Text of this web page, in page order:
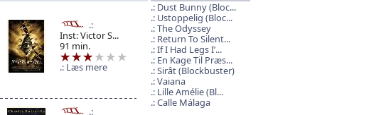
Inst: Victor S...
91 min.
Læs mere
Dust Bunny (Bloc...
Ustoppelig (Bloc...
The Odyssey
Return To Silent...
If I Had Legs I’...
En Kage Til Præs...
Sirât (Blockbuster)
Vaiana
Lille Amélie (Bl...
Calle Málaga